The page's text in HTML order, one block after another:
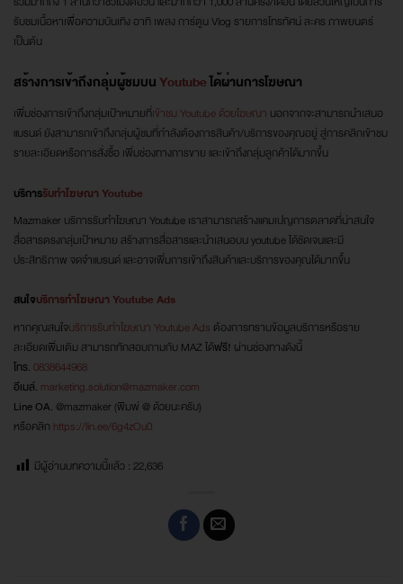
รับชมเนื้อหาเพื่อความบันเทิง อาทิ เพลง การ์ตูน Vlog รายการโทรทัศน์ ละคร ภาพยนตร์
เป็นต้น
สร้างการเข้าถึงกลุ่มผู้ชมบน Youtubeได้ผ่านการโฆษณา
เพิ่มช่องการเข้าถึงกลุ่มเป้าหมายที่เข้าชม Youtube ด้วยโฆษณา นอกจากจะสามารถนำเสนอ
แบรนด์ ยังสามารถเข้าถึงกลุ่มผู้ชมที่กำลังต้องการสินค้า/บริการของคุณอยู่ สู่การคลิกเข้าชม
รายละเอียดหรือการสั่งซื้อ เพิ่มช่องทางการขาย และเข้าถึงกลุ่มลูกค้าได้มากขึ้น
บริการรับทำโฆษณา Youtube
Mazmaker บริการรับทำโฆษณา Youtube เราสามารถสร้างแคมเปญการตลาดที่น่าสนใจ
สื่อสารตรงกลุ่มเป้าหมาย สร้างการสื่อสารและนำเสนอบน youtube ได้ชัดเจนและมี
ประสิทธิภาพ จดจำแบรนด์ และอาจเพิ่มการเข้าถึงสินค้าและบริการของคุณได้มากขึ้น
สนใจบริการทำโฆษณา Youtube Ads
หากคุณสนใจบริการรับทำโฆษณา Youtube Ads ต้องการทราบข้อมูลบริการหรือราย
ละเอียดเพิ่มเติม สามารถทักสอบถามกับ MAZ ได้ฟรี! ผ่านช่องทางดังนี้
โทร.0838644968
อีเมล์. marketing.solution@mazmaker.com
Line OA. @mazmaker (พิมพ์ @ ด้วยนะครับ)
หรือคลิก https://lin.ee/6g4zOu0
มีผู้อ่านบทความนี้เเล้ว :22,636